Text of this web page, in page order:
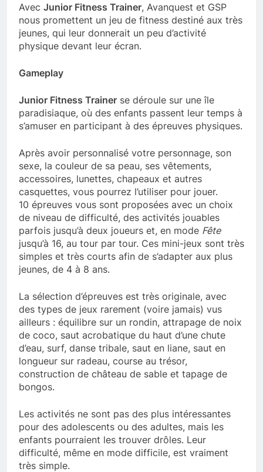
Avec Junior Fitness Trainer, Avanquest et GSP
nous promettent un jeu de fitness destiné aux très
jeunes, qui leur donnerait un peu d’activité
physique devant leur écran.
Gameplay
Junior Fitness Trainer se déroule sur une île
paradisiaque, où des enfants passent leur temps à
s’amuser en participant à des épreuves physiques.
Après avoir personnalisé votre personnage, son
sexe, la couleur de sa peau, ses vêtements,
accessoires, lunettes, chapeaux et autres
casquettes, vous pourrez l’utiliser pour jouer.
10 épreuves vous sont proposées avec un choix
de niveau de difficulté, des activités jouables
parfois jusqu’à deux joueurs et, en mode Fête
jusqu’à 16, au tour par tour. Ces mini-jeux sont très
simples et très courts afin de s’adapter aux plus
jeunes, de 4 à 8 ans.
La sélection d’épreuves est très originale, avec
des types de jeux rarement (voire jamais) vus
ailleurs : équilibre sur un rondin, attrapage de noix
de coco, saut acrobatique du haut d’une chute
d’eau, surf, danse tribale, saut en liane, saut en
longueur sur radeau, course au trésor,
construction de château de sable et tapage de
bongos.
Les activités ne sont pas des plus intéressantes
pour des adolescents ou des adultes, mais les
enfants pourraient les trouver drôles. Leur
difficulté, même en mode difficile, est vraiment
très simple.